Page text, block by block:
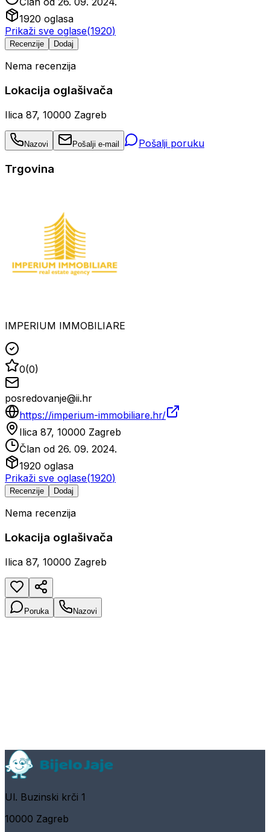
1920 oglasa
Prikaži sve oglase(1920)
Recenzije Dodaj
Nema recenzija
Lokacija oglašivača
Ilica 87, 10000 Zagreb
Nazovi Pošalji e-mail Pošalji poruku
Trgovina
IMPERIUM IMMOBILIARE
0(0)
posredovanje@ii.hr
https://imperium-immobiliare.hr/
Ilica 87, 10000 Zagreb
Član od 26. 09. 2024.
1920 oglasa
Prikaži sve oglase(1920)
Recenzije Dodaj
Nema recenzija
Lokacija oglašivača
Ilica 87, 10000 Zagreb
Poruka Nazovi
Ul. Buzinski krči 1
10000 Zagreb